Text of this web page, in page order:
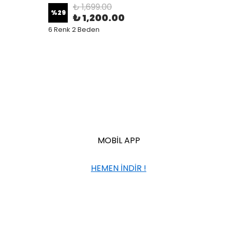
%29 ₺ 1,699.00
₺ 1,200.00
6 Renk 2 Beden
MOBİL APP
HEMEN İNDİR !